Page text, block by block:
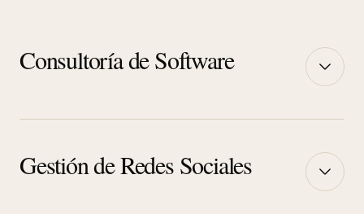
Consultoría de Software
internos. Código escalable, documentado y
mantenible por otros. No creamos deuda
Gestión de Redes Sociales